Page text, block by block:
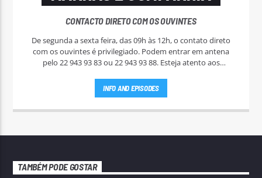
CONTACTO DIRETO COM OS OUVINTES
De segunda a sexta feira, das 09h às 12h, o contato direto
com os ouvintes é privilegiado. Podem entrar em antena
pelo 22 943 93 83 ou 22 943 93 88. Esteja atento aos
INFO AND EPISODES
TAMBÉM PODE GOSTAR